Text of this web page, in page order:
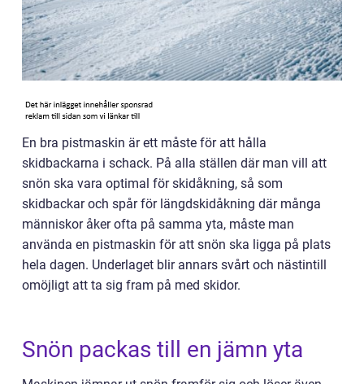
En bra pistmaskin är ett måste för att hålla
skidbackarna i schack. På alla ställen där man vill att
snön ska vara optimal för skidåkning, så som
skidbackar och spår för längdskidåkning där många
människor åker ofta på samma yta, måste man
använda en pistmaskin för att snön ska ligga på plats
hela dagen. Underlaget blir annars svårt och nästintill
omöjligt att ta sig fram på med skidor.
Snön packas till en jämn yta